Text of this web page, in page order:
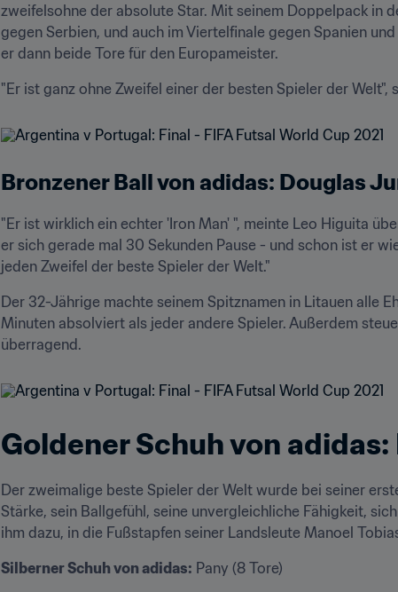
zweifelsohne der absolute Star. Mit seinem Doppelpack in
gegen Serbien, und auch im Viertelfinale gegen Spanien
er dann beide Tore für den Europameister.
"Er ist ganz ohne Zweifel einer der besten Spieler der
Bronzener Ball von adidas: Douglas
"Er ist wirklich ein echter 'Iron Man' ", meinte Leo Higuita
er sich gerade mal 30 Sekunden Pause - und schon ist er
jeden Zweifel der beste Spieler der Welt."
Der 32-Jährige machte seinem Spitznamen in Litauen alle
Minuten absolviert als jeder andere Spieler. Außerdem
überragend.
Goldener Schuh von adidas:
Der zweimalige beste Spieler der Welt wurde bei seiner
Stärke, sein Ballgefühl, seine unvergleichliche Fähigkeit,
ihm dazu, in die Fußstapfen seiner Landsleute Manoel
Silberner Schuh von adidas: Pany (8 Tore)